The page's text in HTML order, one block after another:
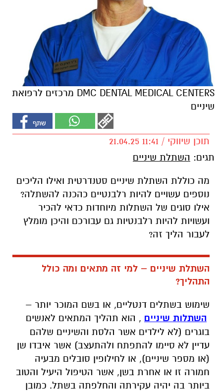
DMC DENTAL MEDICAL CENTERS מרכזים לרפואת
שיניים
תוכן שיווקי / 11:41 21.04.25
תגים: השתלת שיניים
מה כוללת השתלת שיניים סטנדרטית ואילו הליכים
נוספים עשויים להיות רלבנטיים כהכנה להשתלה?
אילו סוגים של השתלות מיוחדות כדאי להכיר
ועשויות להיות רלבנטיות גם עבורכם והיכן מומלץ
לעבור הליך זה?
השתלת שיניים – למי זה מתאים ומה כולל
התהליך?
שימוש בשתלים דנטליים, או בשם המוכר יותר –
השתלות שיניים , הוא תהליך המתאים לאנשים
בוגרים (לא לילדים אשר הלסת והשיניים שלהם
עדיין לא סיימו להתפתח ולהתעצב) אשר איבדו שן
(או מספר שיניים), או לחילופין סובלים מבעיה
חמורה זו או אחרת בשן, אשר הטיפול היעיל והטוב
ביותר בה יהיה עקירתה והחלפתה בשתל. כמובן